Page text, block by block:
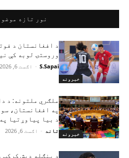
نور تازه
خبرونه
د افغانستان د
وروستۍ لوبه کې
S.Sapai
- اګست 6, 2026
خبرونه
ملګري ملتونه: د
په افغانستان،
د بیا پیاوړتیا
تاند - اګست 6, 2026
د بنګله دېش